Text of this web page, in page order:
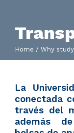
Home Why
La
conectada
través del
además